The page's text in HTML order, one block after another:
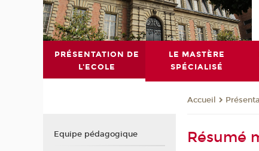
PRÉSENTATION DE
L'ECOLE
LE MASTÈRE
SPÉCIALISÉ
Accueil
Résumé
Equipe pédagogique